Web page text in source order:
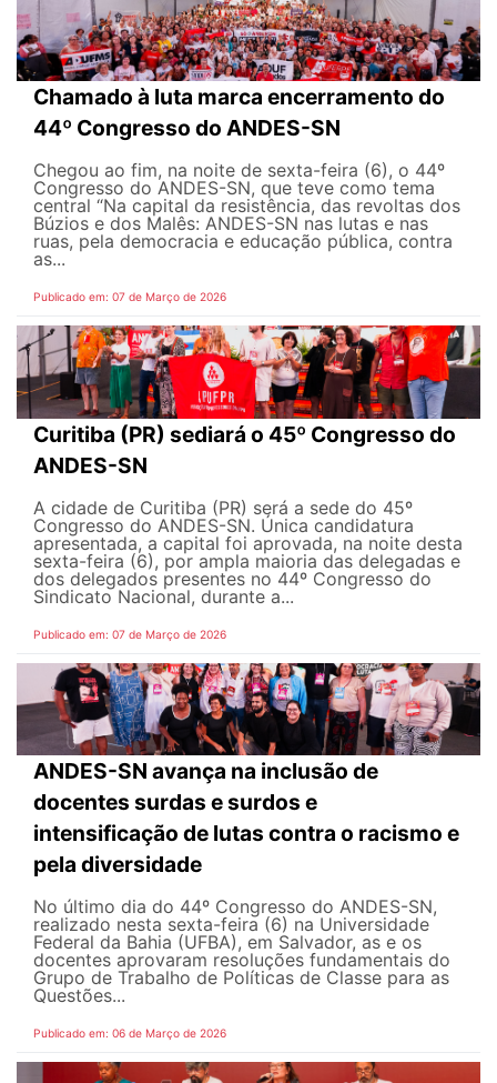
Chamado à luta marca encerramento do
44º Congresso do ANDES-SN
Chegou ao fim, na noite de sexta-feira (6), o 44º
Congresso do ANDES-SN, que teve como tema
central “Na capital da resistência, das revoltas dos
Búzios e dos Malês: ANDES-SN nas lutas e nas
ruas, pela democracia e educação pública, contra
as...
Publicado em: 07 de Março de 2026
Curitiba (PR) sediará o 45º Congresso do
ANDES-SN
A cidade de Curitiba (PR) será a sede do 45º
Congresso do ANDES-SN. Única candidatura
apresentada, a capital foi aprovada, na noite desta
sexta-feira (6), por ampla maioria das delegadas e
dos delegados presentes no 44º Congresso do
Sindicato Nacional, durante a...
Publicado em: 07 de Março de 2026
ANDES-SN avança na inclusão de
docentes surdas e surdos e
intensificação de lutas contra o racismo e
pela diversidade
No último dia do 44º Congresso do ANDES-SN,
realizado nesta sexta-feira (6) na Universidade
Federal da Bahia (UFBA), em Salvador, as e os
docentes aprovaram resoluções fundamentais do
Grupo de Trabalho de Políticas de Classe para as
Questões...
Publicado em: 06 de Março de 2026